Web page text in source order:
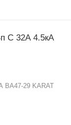
C 32А 4.5кА
ВА47-29 KARAT